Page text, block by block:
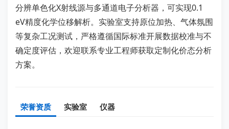
分辨单色化X射线源与多通道电子分析器，可实现0.1
eV精度化学位移解析。实验室支持原位加热、气体氛围
等复杂工况测试，严格遵循国际标准开展数据校准与不
确定度评估，欢迎联系专业工程师获取定制化价态分析
方案。
荣誉资质 实验室 仪器